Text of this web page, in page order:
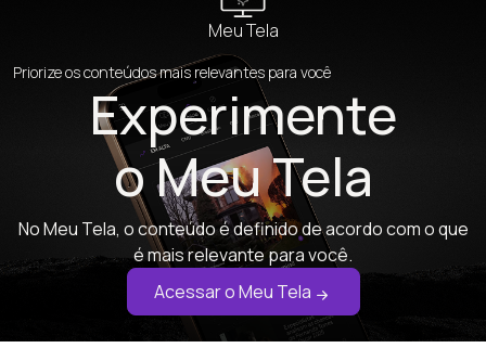
Meu Tela
Priorize os conteúdos mais relevantes para você
Experimente
o Meu Tela
No Meu Tela, o conteúdo é definido de acordo com o que
é mais relevante para você.
Acessar o Meu Tela